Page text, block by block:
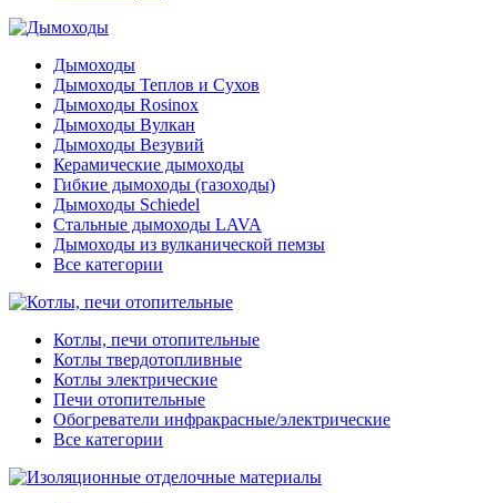
Дымоходы
Дымоходы Теплов и Сухов
Дымоходы Rosinox
Дымоходы Вулкан
Дымоходы Везувий
Керамические дымоходы
Гибкие дымоходы (газоходы)
Дымоходы Schiedel
Стальные дымоходы LAVA
Дымоходы из вулканической пемзы
Все категории
Котлы, печи отопительные
Котлы твердотопливные
Котлы электрические
Печи отопительные
Обогреватели инфракрасные/электрические
Все категории